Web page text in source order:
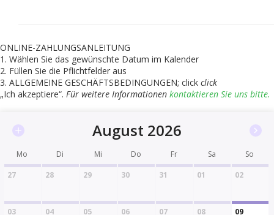
ONLINE-ZAHLUNGSANLEITUNG
1. Wählen Sie das gewünschte Datum im Kalender
2. Füllen Sie die Pflichtfelder aus
3. ALLGEMEINE GESCHÄFTSBEDINGUNGEN; click click
„Ich akzeptiere“. Für weitere Informationen kontaktieren Sie uns bitte.
August 2026
Mo Di Mi Do Fr Sa
So
27
28 29 30 31 01 02
03 04 05 06 07 08 09